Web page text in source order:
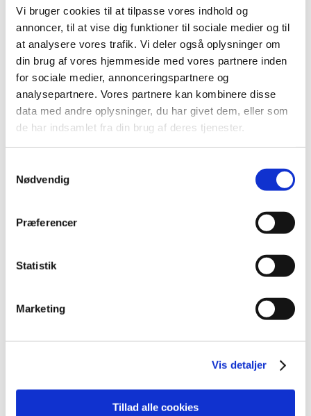
Vi bruger cookies til at tilpasse vores indhold og
annoncer, til at vise dig funktioner til sociale medier og til
at analysere vores trafik. Vi deler også oplysninger om
din brug af vores hjemmeside med vores partnere inden
for sociale medier, annonceringspartnere og
analysepartnere. Vores partnere kan kombinere disse
data med andre oplysninger, du har givet dem, eller som
de har indsamlet fra din brug af deres tjenester.
Nødvendig
Præferencer
Statistik
Marketing
Vis detaljer
Tillad alle cookies
2014 (44)
2013 (49)
2012 (44)
2011 (13)
november (1)
oktober (2)
september (2)
juni (1)
2009 (14)
2007 (3)
Links